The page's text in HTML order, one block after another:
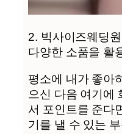
2. 빅사이즈웨딩
다양한 소품을 활
평소에 내가 좋아
으신 다음 여기에
서 포인트를 준다
기를 낼 수 있는